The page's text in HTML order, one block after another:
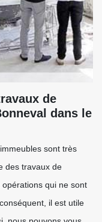
de
dans le
sont très
des travaux de
qui ne sont
il est utile